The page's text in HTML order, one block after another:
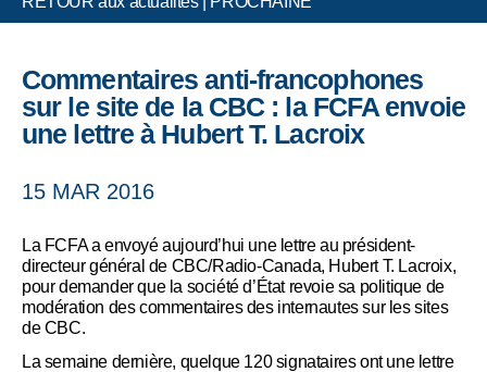
Commentaires anti-francophones
sur le site de la CBC : la FCFA envoie
une lettre à Hubert T. Lacroix
15 MAR 2016
La FCFA a envoyé aujourd’hui une lettre au président-
directeur général de CBC/Radio-Canada, Hubert T. Lacroix,
pour demander que la société d’État revoie sa politique de
modération des commentaires des internautes sur les sites
de CBC.
La semaine dernière, quelque 120 signataires ont une lettre